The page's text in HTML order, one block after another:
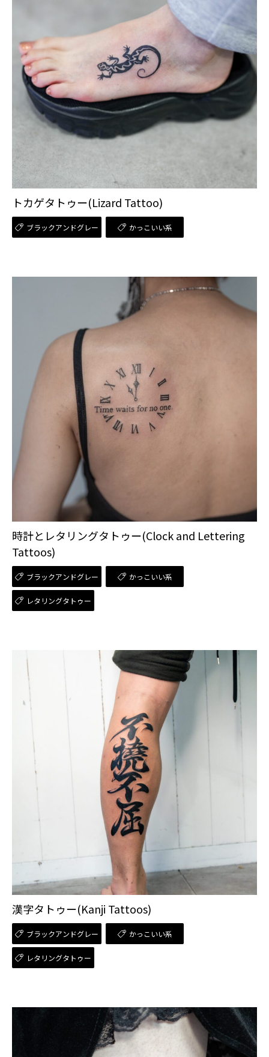
トカゲタトゥー(Lizard Tattoo)
ブラックアンドグレー かっこいい系
時計とレタリングタトゥー(Clock and Lettering
Tattoos)
ブラックアンドグレー かっこいい系
レタリングタトゥー
漢字タトゥー(Kanji Tattoos)
ブラックアンドグレー かっこいい系
レタリングタトゥー